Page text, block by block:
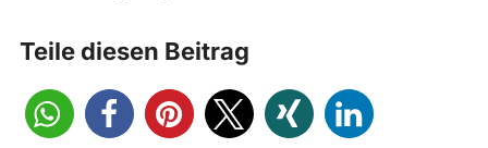
Teile diesen Beitrag